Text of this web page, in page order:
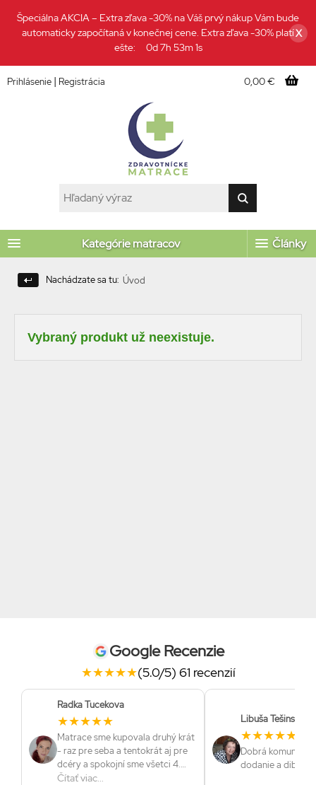
Špeciálna AKCIA – Extra zľava -30% na Váš prvý nákup Vám bude
automaticky započítaná v konečnej cene. Extra zľava -30% platí
ešte:
0d 7h 53m 0s
X
Prihlásenie | Registrácia 0,00 €
Kategórie matracov Články
Nachádzate sa tu: Úvod
Vybraný produkt už neexistuje.
Google Recenzie
★★★★★(5.0/5) 61 recenzií
Radka Tucekova
★★★★★
Matrace sme kupovala druhý krát
- raz pre seba a tentokrát aj pre
dcéry a spokojní sme všetci 4.
Veľmi dobrá komunikácia a ozaj
Čítať viac...
Libuša Tešinská
★★★★★
Dobrá
dodanie a dibrá